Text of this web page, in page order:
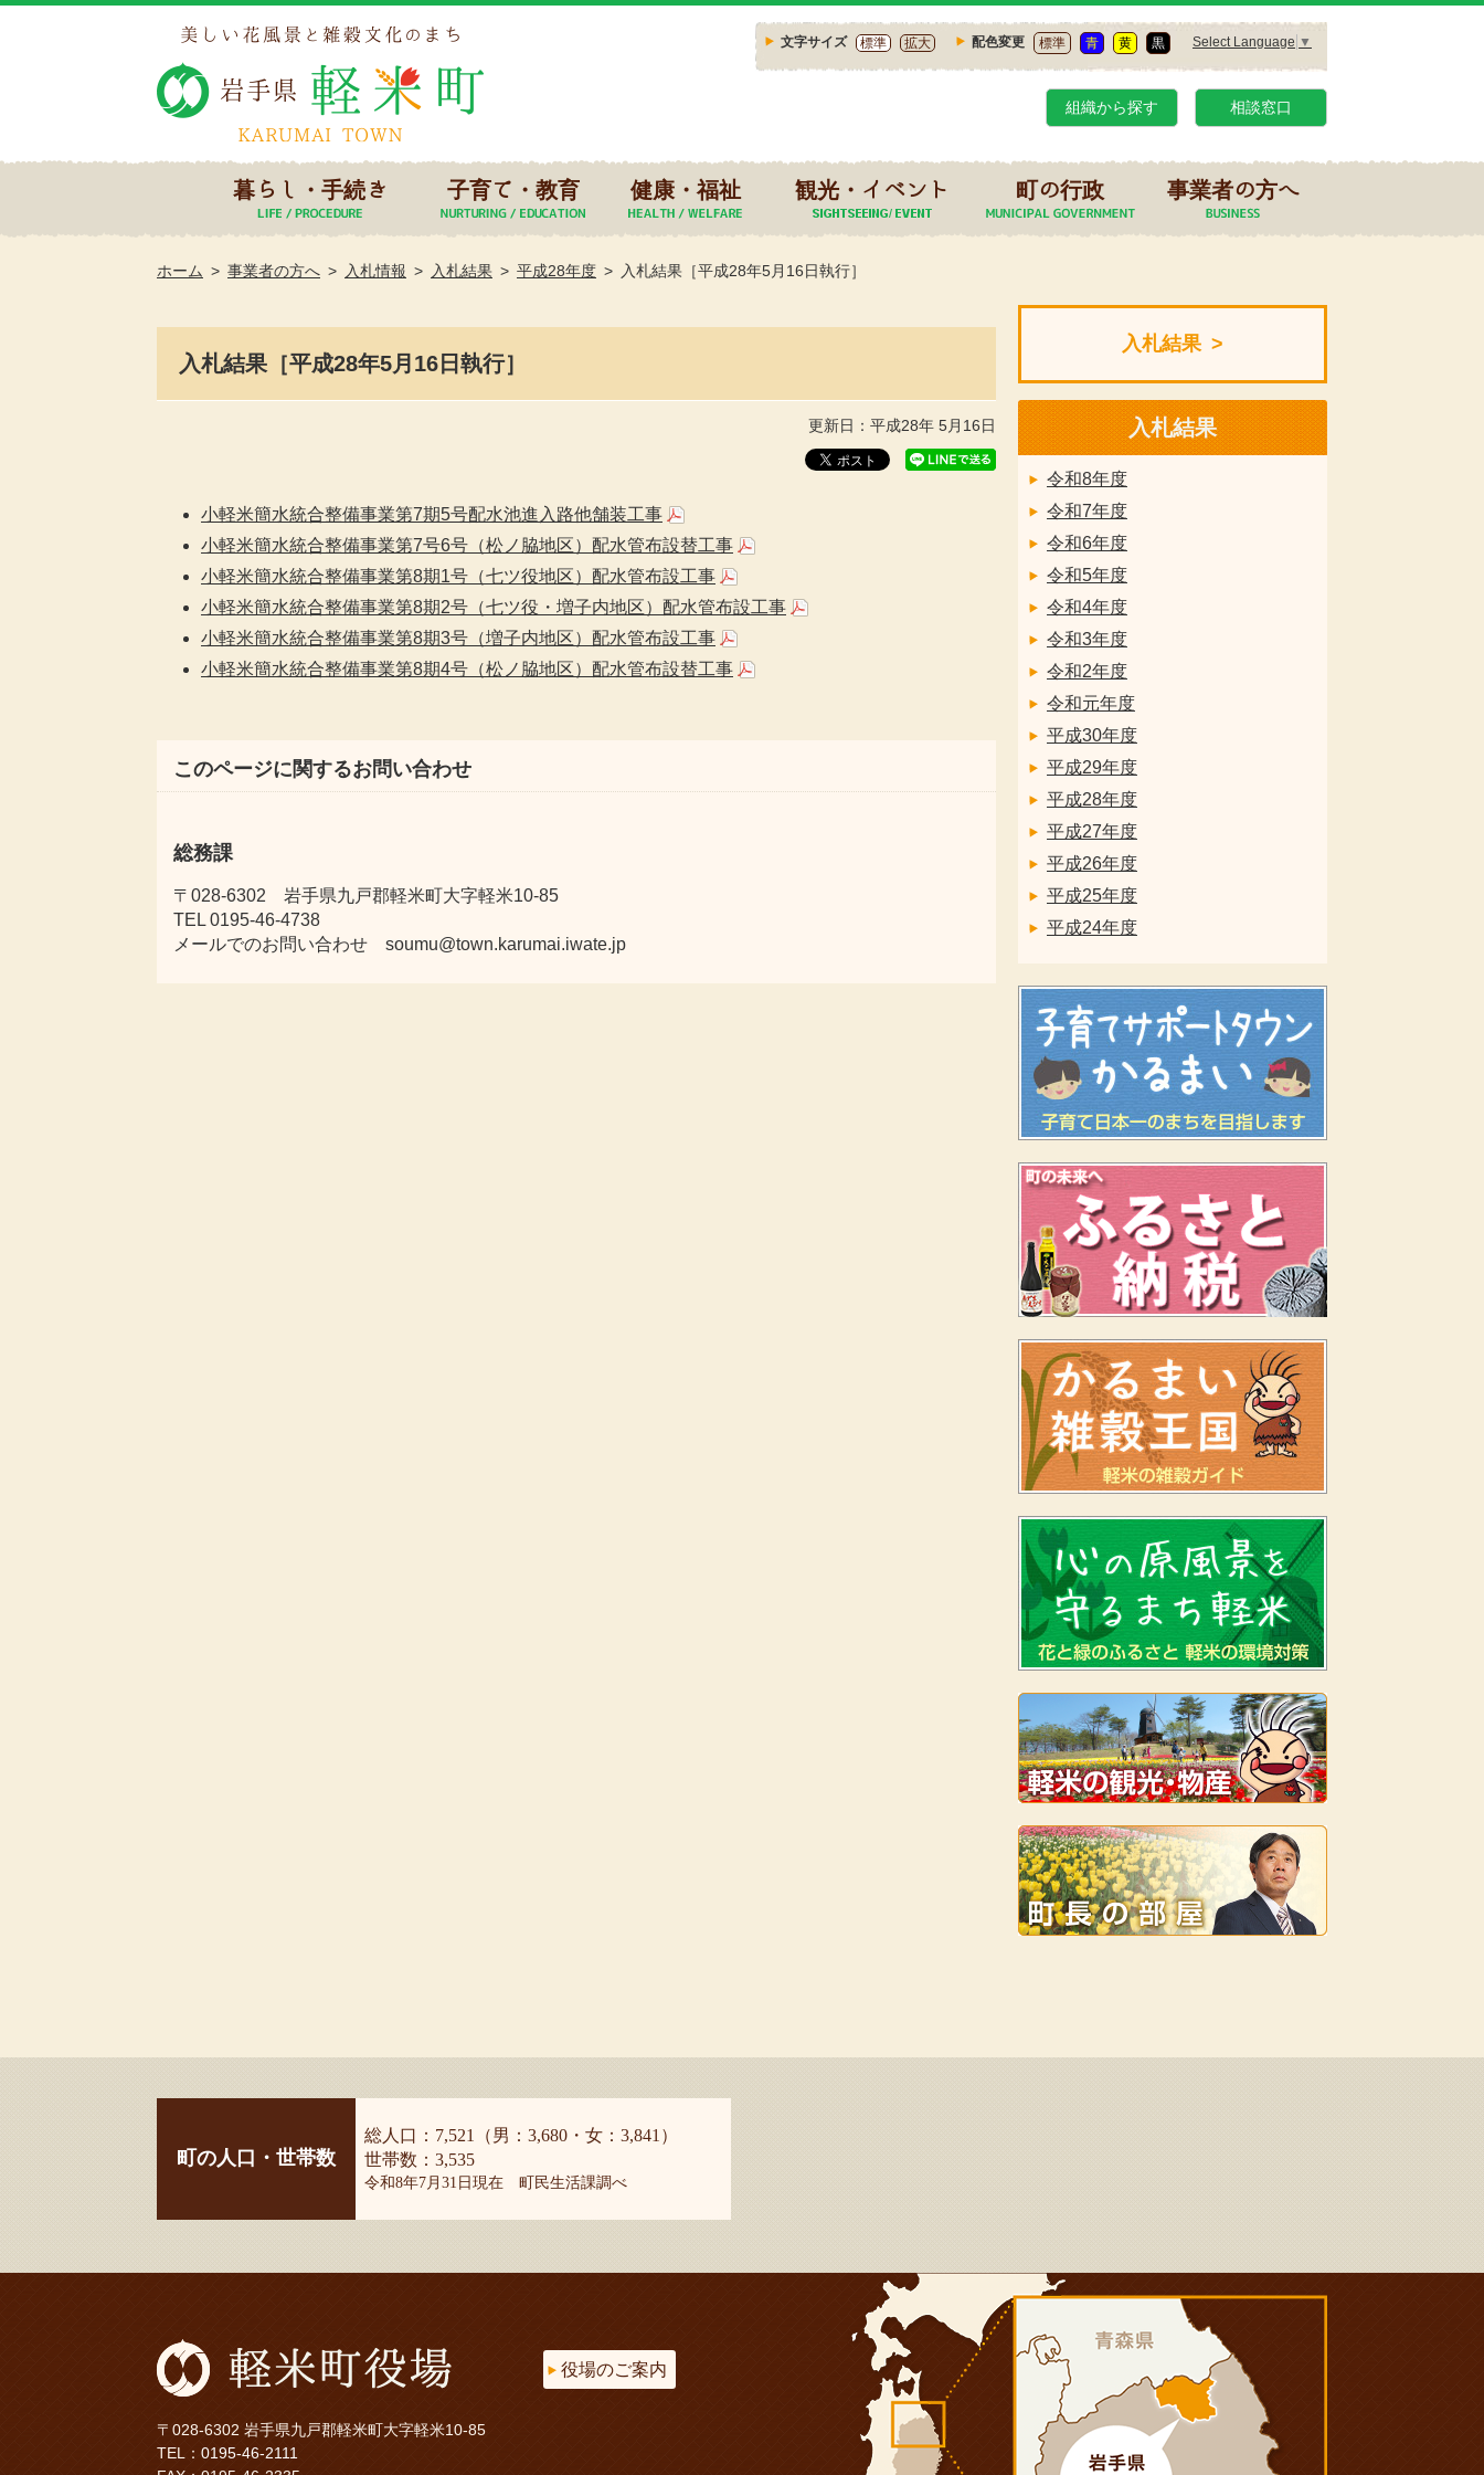
文字サイズ 標準 拡大 配色変更 標準 青 黄 黒 Select Language ▼
組織から探す 相談窓口
暮らし・手続き 子育て・教育 健康・福祉 観光・イベント 町の行政 事業者の方へ
ホーム 事業者の方へ 入札情報 入札結果 平成28年度 入札結果［平成28年5月16日執行］
入札結果［平成28年5月16日執行］
更新日：平成28年 5月16日
小軽米簡水統合整備事業第7期5号配水池進入路他舗装工事
小軽米簡水統合整備事業第7号6号（松ノ脇地区）配水管布設替工事
小軽米簡水統合整備事業第8期1号（七ツ役地区）配水管布設工事
小軽米簡水統合整備事業第8期2号（七ツ役・増子内地区）配水管布設工事
小軽米簡水統合整備事業第8期3号（増子内地区）配水管布設工事
小軽米簡水統合整備事業第8期4号（松ノ脇地区）配水管布設替工事
このページに関するお問い合わせ
総務課
〒028-6302 岩手県九戸郡軽米町大字軽米10-85
TEL 0195-46-4738
メールでのお問い合わせ soumu@town.karumai.iwate.jp
入札結果
入札結果
令和8年度
令和7年度
令和6年度
令和5年度
令和4年度
令和3年度
令和2年度
令和元年度
平成30年度
平成29年度
平成28年度
平成27年度
平成26年度
平成25年度
平成24年度
町の人口・世帯数
総人口：7,521（男：3,680・女：3,841）
世帯数：3,535
令和8年7月31日現在 町民生活課調べ
〒028-6302 岩手県九戸郡軽米町大字軽米10-85
TEL： 0195-46-2111
役場のご案内